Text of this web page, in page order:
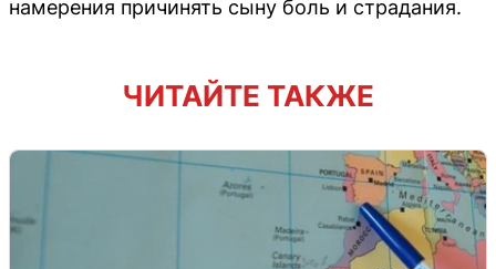
намерения причинять сыну боль и страдания.
ЧИТАЙТЕ ТАКЖЕ